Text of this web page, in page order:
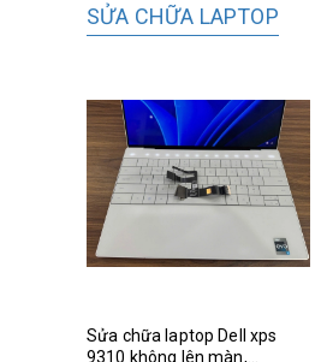
SỬA CHỮA LAPTOP
Sửa chữa laptop Dell xps
9310 không lên màn,...